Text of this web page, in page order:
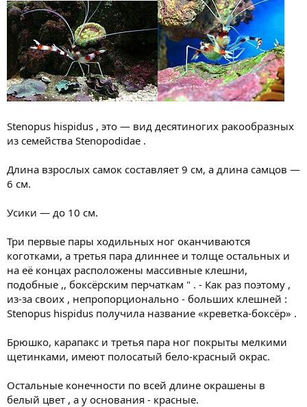
Stenopus hispidus , это — вид десятиногих ракообразных
из семейства Stenopodidae .
Длина взрослых самок составляет 9 см, а длина самцов —
6 см.
Усики — до 10 см.
Три первые пары ходильных ног оканчиваются
коготками, а третья пара длиннее и толще остальных и
на её концах расположены массивные клешни,
подобные ,, боксёрским перчаткам " . - Как раз поэтому ,
из-за своих , непропорционально - больших клешней :
Stenopus hispidus получила название «креветка-боксёр» .
Брюшко, карапакс и третья пара ног покрыты мелкими
щетинками, имеют полосатый бело-красный окрас.
Остальные конечности по всей длине окрашены в
белый цвет , а у основания - красные.